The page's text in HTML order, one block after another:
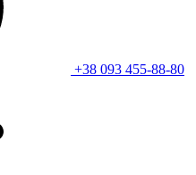
+38 093 455-88-80